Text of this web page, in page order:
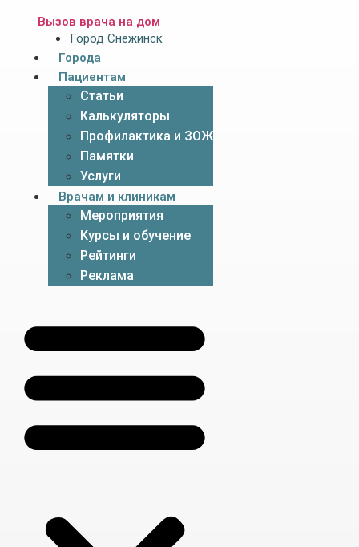
Вызов врача на дом
Город Снежинск
Города
Пациентам
Статьи
Калькуляторы
Профилактика и ЗОЖ
Памятки
Услуги
Врачам и клиникам
Мероприятия
Курсы и обучение
Рейтинги
Реклама